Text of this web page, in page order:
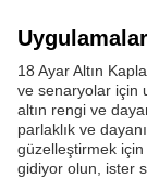
18 Ayar Altın
ve senaryolar için
altın rengi ve
parlaklık ve
güzelleştirmek
gidiyor olun, ister